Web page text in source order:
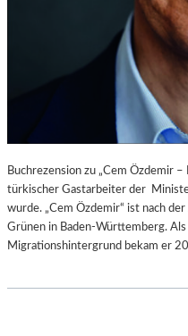
Buchrezension zu „Cem Özdemir
türkischer Gastarbeiter der
wurde. „Cem Özdemir“ ist nach
Grünen in Baden-Württemberg.
Migrationshintergrund bekam er